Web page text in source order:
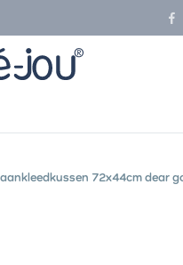
aankleedkussen 72x44cm dear